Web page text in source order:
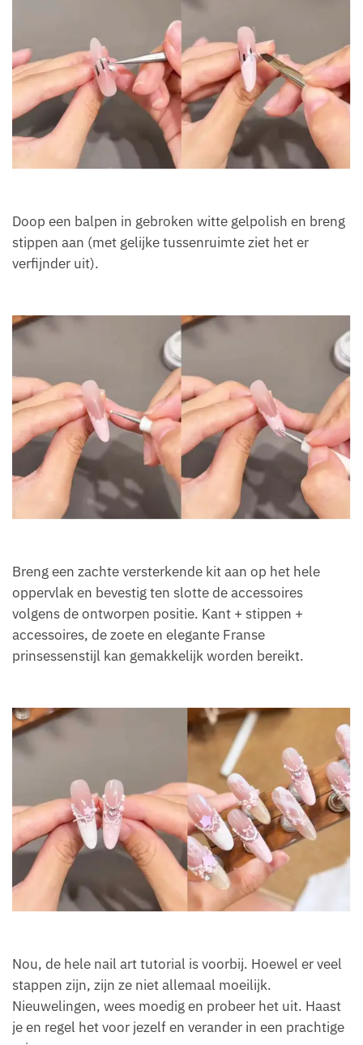
Doop een balpen in gebroken witte gelpolish en breng
stippen aan (met gelijke tussenruimte ziet het er
verfijnder uit).
Breng een zachte versterkende kit aan op het hele
oppervlak en bevestig ten slotte de accessoires
volgens de ontworpen positie. Kant + stippen +
accessoires, de zoete en elegante Franse
prinsessenstijl kan gemakkelijk worden bereikt.
Nou, de hele nail art tutorial is voorbij. Hoewel er veel
stappen zijn, zijn ze niet allemaal moeilijk.
Nieuwelingen, wees moedig en probeer het uit. Haast
je en regel het voor jezelf en verander in een prachtige